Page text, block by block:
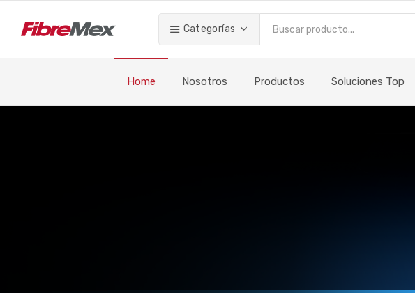
Categorías
Home Nosotros Productos Soluciones Top